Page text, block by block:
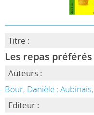
Titre :
Les repas
Auteurs :
Bour, Danièle ;
Editeur :